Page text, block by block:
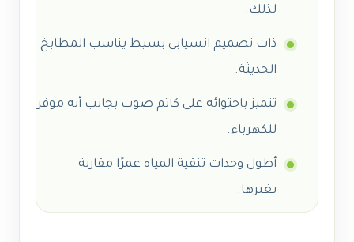
لذلك.
ذات تصميم انسيابي بسيط يناسب المطابخ
الحديثة.
تتميز باحتوائه على كاتم صوت بجانب أنه موفر
للكهرباء.
أطول وحدات تنقية المياه عمرًا مقارنة
بغيرها.